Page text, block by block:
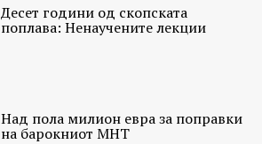
Десет години од скопската
поплава: Ненаучените лекции
Над пола милион евра за поправки
на барокниот МНТ